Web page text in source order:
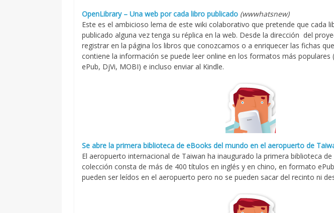
OpenLibrary – Una web por cada libro publicado (wwwhatsnew)
Este es el ambicioso lema de este wiki colaborativo que pretende que cada
publicado alguna vez tenga su réplica en la web. Desde la dirección del
registrar en la página los libros que conozcamos o a enriquecer las fichas
contiene la información se puede leer online en los formatos más populares
ePub, DjVi, MOBI) e incluso enviar al Kindle.
Se abre la primera biblioteca de eBooks del mundo en el aeropuerto de
El aeropuerto internacional de Taiwan ha inaugurado la primera biblioteca
colección consta de más de 400 títulos en inglés y en chino, en formato
pueden ser leídos en el aeropuerto pero no se pueden sacar del recinto ni